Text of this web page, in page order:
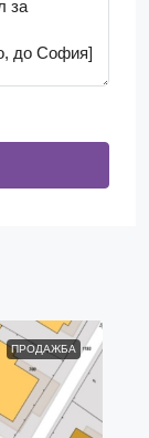
ПРОДАЖБА